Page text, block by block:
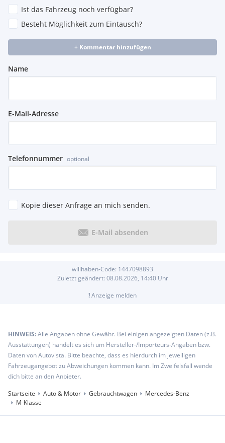
Ist das Fahrzeug noch verfügbar?
Besteht Möglichkeit zum Eintausch?
+ Kommentar hinzufügen
Name
E-Mail-Adresse
Telefonnummer optional
Kopie dieser Anfrage an mich senden.
E-Mail absenden
willhaben-Code: 1447098893
Zuletzt geändert: 08.08.2026, 14:40Uhr
!Anzeige melden
HINWEIS:Alle Angaben ohne Gewähr. Bei einigen angezeigten Daten (z.B.
Ausstattungen) handelt es sich um Hersteller-/Importeurs-Angaben bzw.
Daten von Autovista. Bitte beachte, dass es hierdurch im jeweiligen
Fahrzeugangebot zu Abweichungen kommen kann. Im Zweifelsfall wende
dich bitte an den Anbieter.
Startseite
Auto & Motor Gebrauchtwagen
Mercedes-Benz
M-Klasse